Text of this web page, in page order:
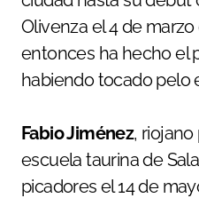
Olivenza el 4 de marzo
entonces ha hecho el
habiendo tocado pelo
Fabio Jiménez,
escuela taurina de
picadores el 14 de